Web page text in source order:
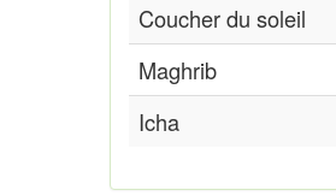
Coucher du soleil
Maghrib
Icha